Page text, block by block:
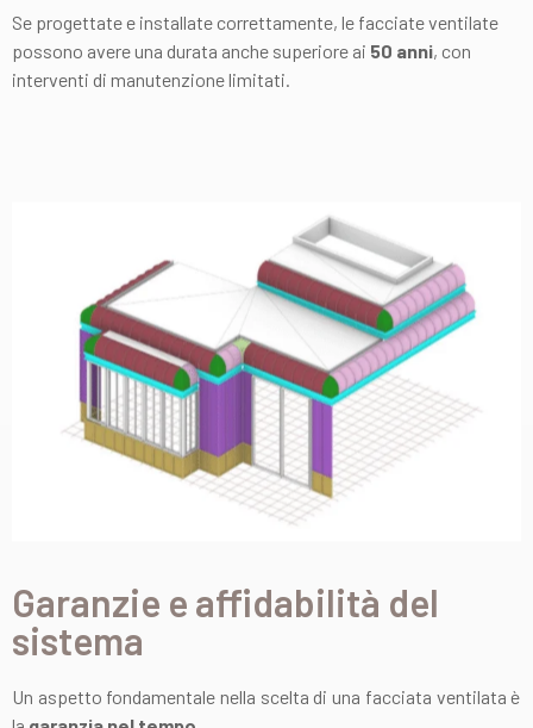
Se progettate e installate correttamente, le facciate ventilate
possono avere una durata anche superiore ai 50 anni, con
interventi di manutenzione limitati.
Garanzie e affidabilità del
sistema
Un aspetto fondamentale nella scelta di una facciata ventilata è